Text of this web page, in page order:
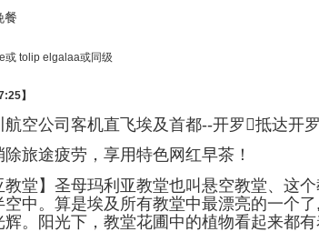
餐
或 tolip elgalaa或同级
】
空公司客机直飞埃及首都--开罗抵达开
旅途疲劳，享用特色网红早茶！
堂】圣母玛利亚教堂也叫悬空教堂、这
中。算是埃及所有教堂中最漂亮的一个
。阳光下，教堂花圃中的植物看起来都